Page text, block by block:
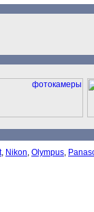
, Nikon, Olympus,